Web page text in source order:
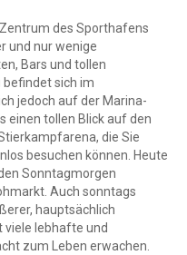
des Sporthafens
und nur wenige
Bars und tollen
befindet sich im
jedoch auf der Marina-
einen tollen Blick auf den
die Sie
besuchen können. Heute
Sonntagmorgen
Auch sonntags
hauptsächlich
viele lebhafte und
zum Leben erwachen.